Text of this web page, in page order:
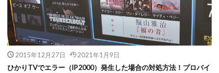
2015年12月27日 2021年1月9日
ひかりTVでエラー（IP2000）発生した場合の対処方法！プロバイ